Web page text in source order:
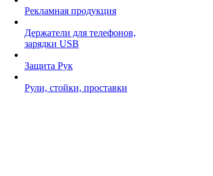
Рекламная продукция
Держатели для телефонов,
зарядки USB
Защита Рук
Рули, стойки, проставки